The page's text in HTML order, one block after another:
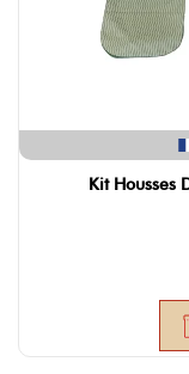
Kit Housses